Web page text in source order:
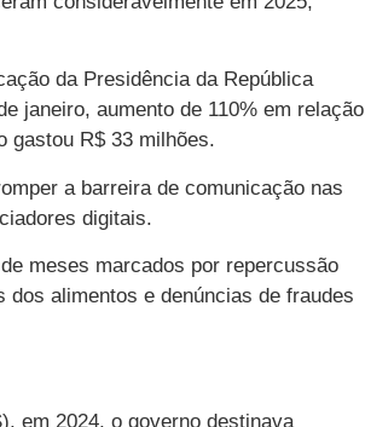
da Presidência da República
janeiro, aumento de 110% em relação
gastou R$ 33 milhões.
a barreira de comunicação nas
digitais.
meses marcados por repercussão
alimentos e denúncias de fraudes
em 2024, o governo destinava